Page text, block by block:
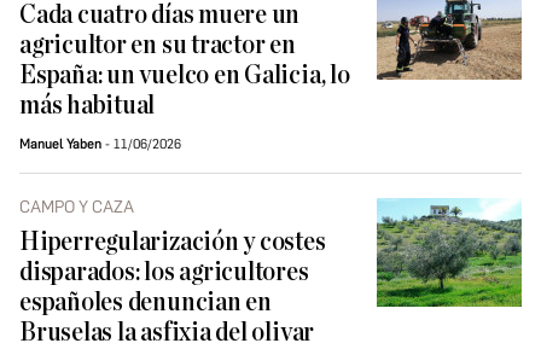
Cada cuatro días muere un
agricultor en su tractor en
España: un vuelco en Galicia, lo
más habitual
Manuel Yaben 11/06/2026
CAMPO Y CAZA
Hiperregularización y costes
disparados: los agricultores
españoles denuncian en
Bruselas la asfixia del olivar